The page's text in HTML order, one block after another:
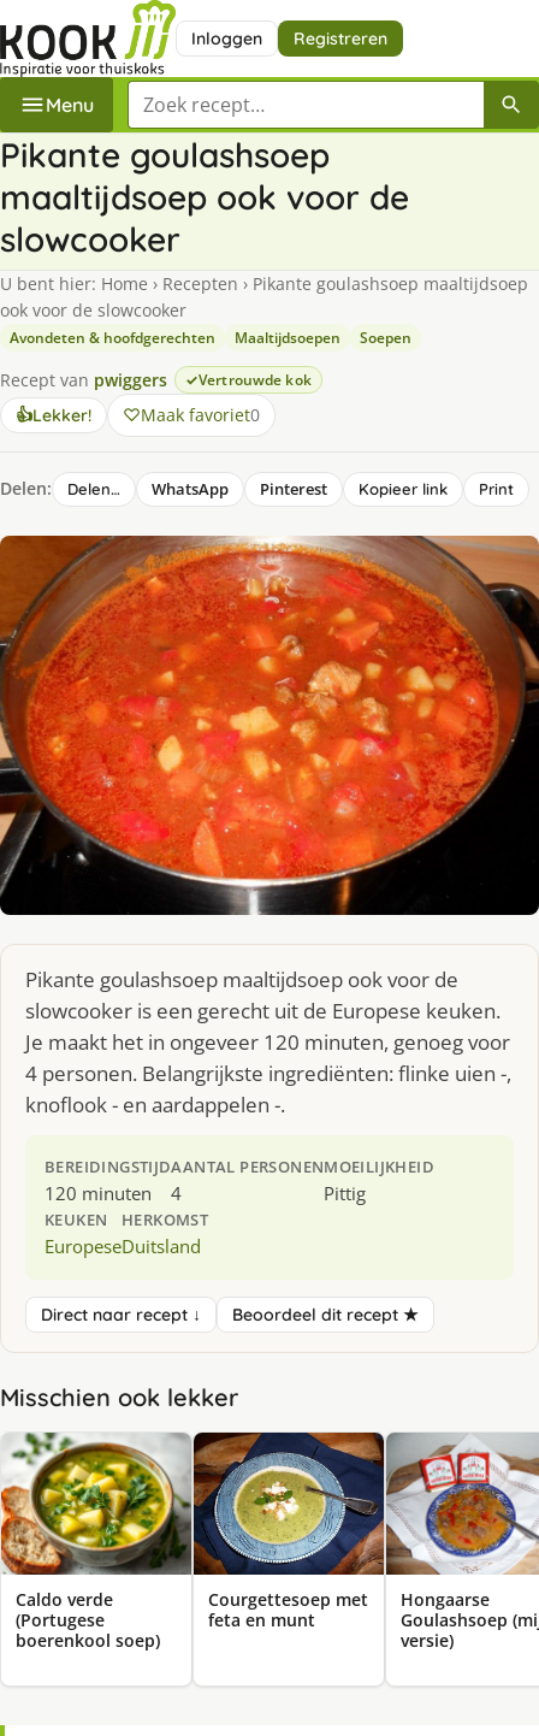
Inloggen Registreren
Menu Zoek een recept
Pikante goulashsoep
maaltijdsoep ook voor de
slowcooker
U bent hier: Home › Recepten › Pikante goulashsoep maaltijdsoep
ook voor de slowcooker
Avondeten & hoofdgerechten Maaltijdsoepen Soepen
Recept van pwiggers Vertrouwde kok
👍Lekker! Maak favoriet0
Delen: Delen… WhatsApp Pinterest Kopieer link Print
Pikante goulashsoep maaltijdsoep ook voor de
slowcooker is een gerecht uit de Europese keuken.
Je maakt het in ongeveer 120 minuten, genoeg voor
4 personen. Belangrijkste ingrediënten: flinke uien -,
knoflook - en aardappelen -.
BEREIDINGSTIJD
120 minuten
AANTAL PERSONEN
4
MOEILIJKHEID
Pittig
KEUKEN
Europese
HERKOMST
Duitsland
Direct naar recept ↓ Beoordeel dit recept ★
Misschien ook lekker
Caldo verde
(Portugese
boerenkool soep)
Courgettesoep met
feta en munt
Hongaarse
Goulashsoep
versie)